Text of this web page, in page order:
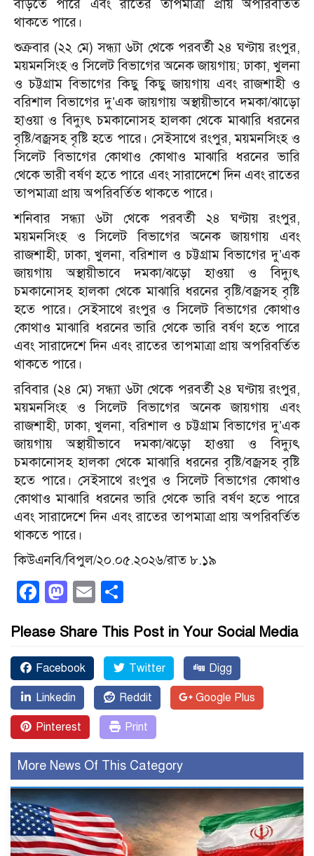
বাড়তে পারে এবং রাতের তাপমাত্রা প্রায় অপরিবর্তিত
থাকতে পারে।
শুক্রবার (২২ মে) সন্ধ্যা ৬টা থেকে পরবর্তী ২৪ ঘণ্টায় রংপুর,
ময়মনসিংহ ও সিলেট বিভাগের অনেক জায়গায়; ঢাকা, খুলনা
ও চট্টগ্রাম বিভাগের কিছু কিছু জায়গায় এবং রাজশাহী ও
বরিশাল বিভাগের দু’এক জায়গায় অস্থায়ীভাবে দমকা/ঝাড়ো
হাওয়া ও বিদ্যুৎ চমকানোসহ হালকা থেকে মাঝারি ধরনের
বৃষ্টি/বজ্রসহ বৃষ্টি হতে পারে। সেইসাথে রংপুর, ময়মনসিংহ ও
সিলেট বিভাগের কোথাও কোথাও মাঝারি ধরনের ভারি
থেকে ভারী বর্ষণ হতে পারে এবং সারাদেশে দিন এবং রাতের
তাপমাত্রা প্রায় অপরিবর্তিত থাকতে পারে।
শনিবার সন্ধ্যা ৬টা থেকে পরবর্তী ২৪ ঘণ্টায় রংপুর,
ময়মনসিংহ ও সিলেট বিভাগের অনেক জায়গায় এবং
রাজশাহী, ঢাকা, খুলনা, বরিশাল ও চট্টগ্রাম বিভাগের দু’এক
জায়গায় অস্থায়ীভাবে দমকা/ঝড়ো হাওয়া ও বিদ্যুৎ
চমকানোসহ হালকা থেকে মাঝারি ধরনের বৃষ্টি/বজ্রসহ বৃষ্টি
হতে পারে। সেইসাথে রংপুর ও সিলেট বিভাগের কোথাও
কোথাও মাঝারি ধরনের ভারি থেকে ভারি বর্ষণ হতে পারে
এবং সারাদেশে দিন এবং রাতের তাপমাত্রা প্রায় অপরিবর্তিত
থাকতে পারে।
রবিবার (২৪ মে) সন্ধ্যা ৬টা থেকে পরবর্তী ২৪ ঘণ্টায় রংপুর,
ময়মনসিংহ ও সিলেট বিভাগের অনেক জায়গায় এবং
রাজশাহী, ঢাকা, খুলনা, বরিশাল ও চট্টগ্রাম বিভাগের দু’এক
জায়গায় অস্থায়ীভাবে দমকা/ঝড়ো হাওয়া ও বিদ্যুৎ
চমকানোসহ হালকা থেকে মাঝারি ধরনের বৃষ্টি/বজ্রসহ বৃষ্টি
হতে পারে। সেইসাথে রংপুর ও সিলেট বিভাগের কোথাও
কোথাও মাঝারি ধরনের ভারি থেকে ভারি বর্ষণ হতে পারে
এবং সারাদেশে দিন এবং রাতের তাপমাত্রা প্রায় অপরিবর্তিত
থাকতে পারে।
কিউএনবি/বিপুল/২০.০৫.২০২৬/রাত ৮.১৯
Facebook
Mastodon
Email
Please Share This Post in Your Social Media
Facebook Twitter Digg
Linkedin Reddit Google Plus
Pinterest Print
More News Of This Category